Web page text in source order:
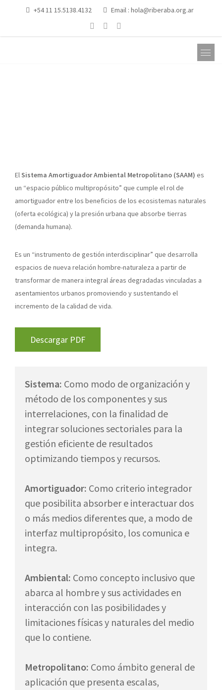
+54 11 15.5138.4132 Email : hola@riberaba.org.ar
El Sistema Amortiguador Ambiental Metropolitano (SAAM) es
un “espacio público multipropósito” que cumple el rol de
amortiguador entre los beneficios de los ecosistemas naturales
(oferta ecológica) y la presión urbana que absorbe tierras
(demanda humana).
Es un “instrumento de gestión interdisciplinar” que desarrolla
espacios de nueva relación hombre-naturaleza a partir de
transformar de manera integral áreas degradadas vinculadas a
asentamientos urbanos promoviendo y sustentando el
incremento de la calidad de vida.
Descargar PDF
Sistema: Como modo de organización y
método de los componentes y sus
interrelaciones, con la finalidad de
integrar soluciones sectoriales para la
gestión eficiente de resultados
optimizando tiempos y recursos.
Amortiguador: Como criterio integrador
que posibilita absorber e interactuar dos
o más medios diferentes que, a modo de
interfaz multipropósito, los comunica e
integra.
Ambiental: Como concepto inclusivo que
abarca al hombre y sus actividades en
interacción con las posibilidades y
limitaciones físicas y naturales del medio
que lo contiene.
Metropolitano: Como ámbito general de
aplicación que presenta escalas,